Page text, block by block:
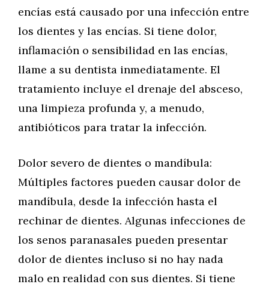
encías está causado por una infección entre
los dientes y las encías. Si tiene dolor,
inflamación o sensibilidad en las encías,
llame a su dentista inmediatamente. El
tratamiento incluye el drenaje del absceso,
una limpieza profunda y, a menudo,
antibióticos para tratar la infección.
Dolor severo de dientes o mandíbula:
Múltiples factores pueden causar dolor de
mandíbula, desde la infección hasta el
rechinar de dientes. Algunas infecciones de
los senos paranasales pueden presentar
dolor de dientes incluso si no hay nada
malo en realidad con sus dientes. Si tiene